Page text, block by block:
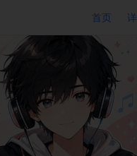
首页